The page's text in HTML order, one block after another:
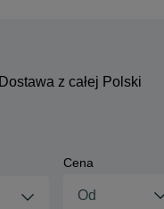
Dostawa z całej Polski
Cena